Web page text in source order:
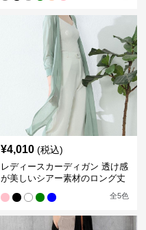
¥4,010 (税込)
レディースカーディガン 透け感
が美しいシアー素材のロング丈
全5色